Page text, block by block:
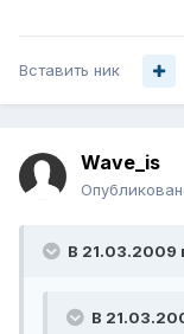
Вставить ник
Wave_is
В 21.03.2009
В